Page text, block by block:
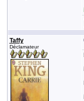
Taffy
Déclamateur